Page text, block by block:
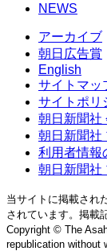
NEWS
アーカイブ
朝日広告賞
English
サイトマッ
サイトポリ
朝日新聞社
朝日新聞社
利用者情報
朝日新聞社
当サイトに掲載され
されています。掲載
Copyright © The
republication without